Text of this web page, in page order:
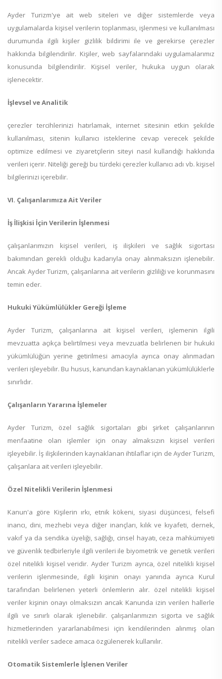
Ayder Turizm'ye ait web siteleri ve diğer sistemlerde veya
uygulamalarda kişisel verilerin toplanması, işlenmesi ve kullanılması
durumunda ilgili kişiler gizlilik bildirimi ile ve gerekirse çerezler
hakkında bilgilendirilir. Kişiler, web sayfalarındaki uygulamalarımız
konusunda bilgilendirilir. Kişisel veriler, hukuka uygun olarak
işlenecektir.
İşlevsel ve Analitik
çerezler tercihlerinizi hatırlamak, internet sitesinin etkin şekilde
kullanılması, sitenin kullanıcı isteklerine cevap verecek şekilde
optimize edilmesi ve ziyaretçilerin siteyi nasıl kullandığı hakkında
verileri içerir. Niteliği gereği bu türdeki çerezler kullanıcı adı vb. kişisel
bilgilerinizi içerebilir.
VI. Çalışanlarımıza Ait Veriler
İş İlişkisi İçin Verilerin İşlenmesi
çalışanlarımızın kişisel verileri, iş ilişkileri ve sağlık sigortası
bakımından gerekli olduğu kadarıyla onay alınmaksızın işlenebilir.
Ancak Ayder Turizm, çalışanlarına ait verilerin gizliliği ve korunmasını
temin eder.
Hukuki Yükümlülükler Gereği İşleme
Ayder Turizm, çalışanlarına ait kişisel verileri, işlemenin ilgili
mevzuatta açıkça belirtilmesi veya mevzuatla belirlenen bir hukuki
yükümlülüğün yerine getirilmesi amacıyla ayrıca onay alınmadan
verileri işleyebilir. Bu husus, kanundan kaynaklanan yükümlülüklerle
sınırlıdır.
Çalışanların Yararına İşlemeler
Ayder Turizm, özel sağlık sigortaları gibi şirket çalışanlarının
menfaatine olan işlemler için onay almaksızın kişisel verileri
işleyebilir. İş ilişkilerinden kaynaklanan ihtilaflar için de Ayder Turizm,
çalışanlara ait verileri işleyebilir.
Özel Nitelikli Verilerin İşlenmesi
Kanun'a göre Kişilerin ırkı, etnik kökeni, siyasi düşüncesi, felsefi
inancı, dini, mezhebi veya diğer inançları, kılık ve kıyafeti, dernek,
vakıf ya da sendika üyeliği, sağlığı, cinsel hayatı, ceza mahkümiyeti
ve güvenlik tedbirleriyle ilgili verileri ile biyometrik ve genetik verileri
özel nitelikli kişisel veridir. Ayder Turizm ayrıca, özel nitelikli kişisel
verilerin işlenmesinde, ilgili kişinin onayı yanında ayrıca Kurul
tarafından belirlenen yeterli önlemlerin alır. özel nitelikli kişisel
veriler kişinin onayı olmaksızın ancak Kanunda izin verilen hallerle
ilgili ve sınırlı olarak işlenebilir. çalışanlarımızın sigorta ve sağlık
hizmetlerinden yararlanabilmesi için kendilerinden alınmış olan
nitelikli veriler sadece amaca özgülenerek kullanılır.
Otomatik Sistemlerle İşlenen Veriler